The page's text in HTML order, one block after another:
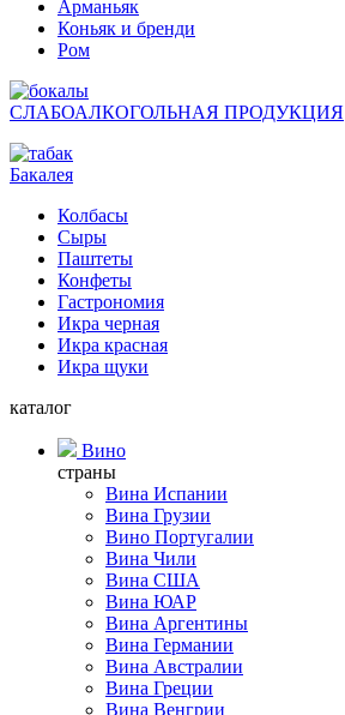
Арманьяк
Коньяк и бренди
Ром
СЛАБОАЛКОГОЛЬНАЯ ПРОДУКЦИЯ
Бакалея
Колбасы
Сыры
Паштеты
Конфеты
Гастрономия
Икра черная
Икра красная
Икра щуки
каталог
Вино
страны
Вина Испании
Вина Грузии
Вино Португалии
Вина Чили
Вина США
Вина ЮАР
Вина Аргентины
Вина Германии
Вина Австралии
Вина Греции
Вина Венгрии